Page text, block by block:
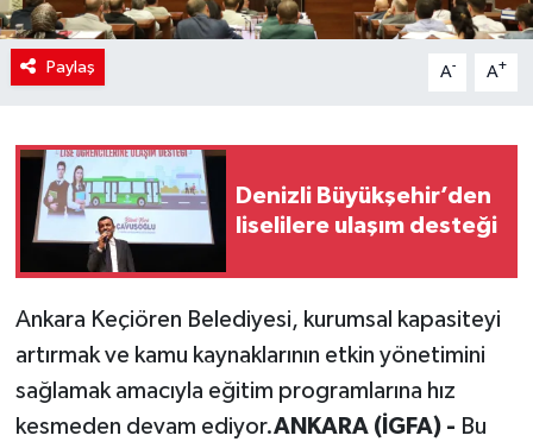
Paylaş A- A+
Denizli Büyükşehir’den
liselilere ulaşım desteği
Ankara Keçiören Belediyesi, kurumsal kapasiteyi
artırmak ve kamu kaynaklarının etkin yönetimini
sağlamak amacıyla eğitim programlarına hız
kesmeden devam ediyor.ANKARA (İGFA) - Bu